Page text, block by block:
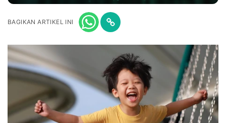
BAGIKAN ARTIKEL INI